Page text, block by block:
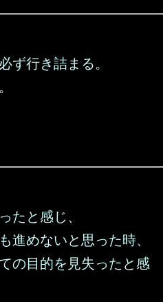
ず行き詰まる。
たと感じ、
進めないと思った時、
の目的を見失ったと感